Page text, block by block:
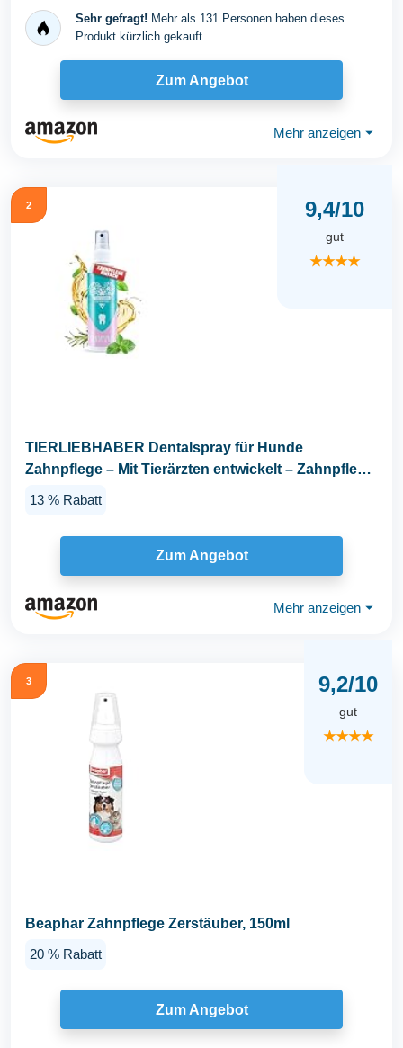
Sehr gefragt! Mehr als 131 Personen haben dieses
Produkt kürzlich gekauft.
Zum Angebot
Mehr anzeigen ⏷
2 9,4/10
gut
★★★★
TIERLIEBHABER Dentalspray für Hunde
Zahnpflege – Mit Tierärzten entwickelt – Zahnpflege
Hund...
13 % Rabatt
Zum Angebot
Mehr anzeigen ⏷
3 9,2/10
gut
★★★★
Beaphar Zahnpflege Zerstäuber, 150ml
20 % Rabatt
Zum Angebot